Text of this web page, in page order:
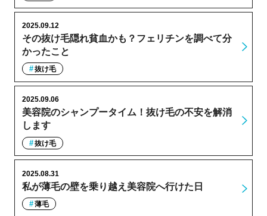
その抜け毛隠れ貧血かも？フェリチンを調べて分
かったこと
2025.09.12
抜け毛
美容院のシャンプータイム！抜け毛の不安を解消
します
2025.09.06
抜け毛
私が薄毛の壁を乗り越え美容院へ行けた日
2025.08.31
薄毛